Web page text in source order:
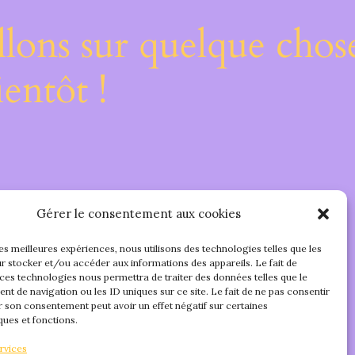
Gérer le consentement aux cookies
meilleures expériences, nous utilisons des technologies telles que les
stocker et/ou accéder aux informations des appareils. Le fait de
technologies nous permettra de traiter des données telles que le
de navigation ou les ID uniques sur ce site. Le fait de ne pas consentir
son consentement peut avoir un effet négatif sur certaines
et fonctions.
sur quelque
!